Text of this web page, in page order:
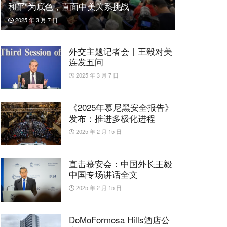
和平”为底色，直面中美关系挑战
2025 年 3 月 7 日
外交主题记者会丨王毅对美
连发五问
2025 年 3 月 7 日
《2025年慕尼黑安全报告》
发布：推进多极化进程
2025 年 2 月 15 日
直击慕安会：中国外长王毅
中国专场讲话全文
2025 年 2 月 15 日
DoMoFormosa Hills酒店公